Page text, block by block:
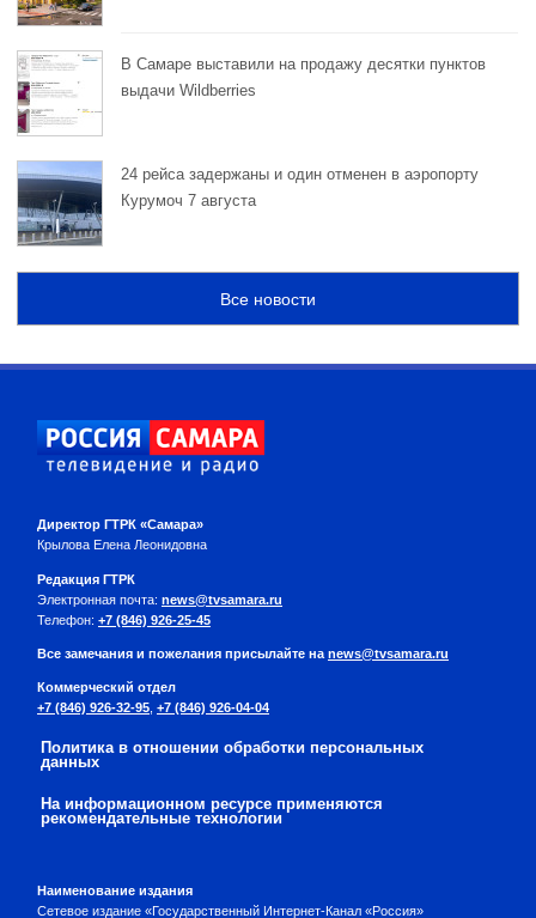
В Самаре выставили на продажу десятки пунктов
выдачи Wildberries
24 рейса задержаны и один отменен в аэропорту
Курумоч 7 августа
Все новости
Директор ГТРК «Самара»
Крылова Елена Леонидовна
Редакция ГТРК
Электронная почта: news@tvsamara.ru
Телефон: +7 (846) 926-25-45
Все замечания и пожелания присылайте на news@tvsamara.ru
Коммерческий отдел
+7 (846) 926-32-95 +7 (846) 926-04-04
Политика в отношении обработки персональных
данных
На информационном ресурсе применяются
рекомендательные технологии
Наименование издания
Сетевое издание «Государственный Интернет-Канал «Россия»